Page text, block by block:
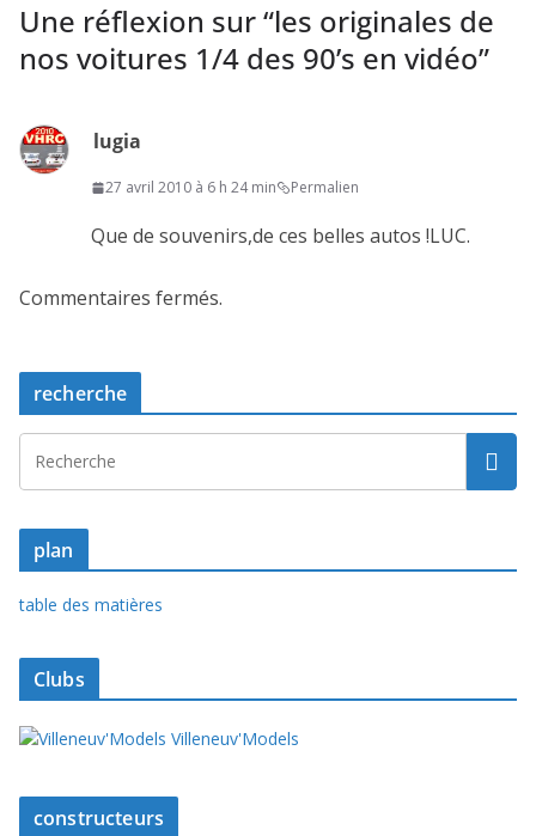
Une réflexion sur “les originales de
nos voitures 1/4 des 90’s en vidéo”
lugia
27 avril 2010 à 6 h 24 min Permalien
Que de souvenirs,de ces belles autos !LUC.
Commentaires fermés.
recherche
plan
table des matières
Clubs
Villeneuv'Models
constructeurs